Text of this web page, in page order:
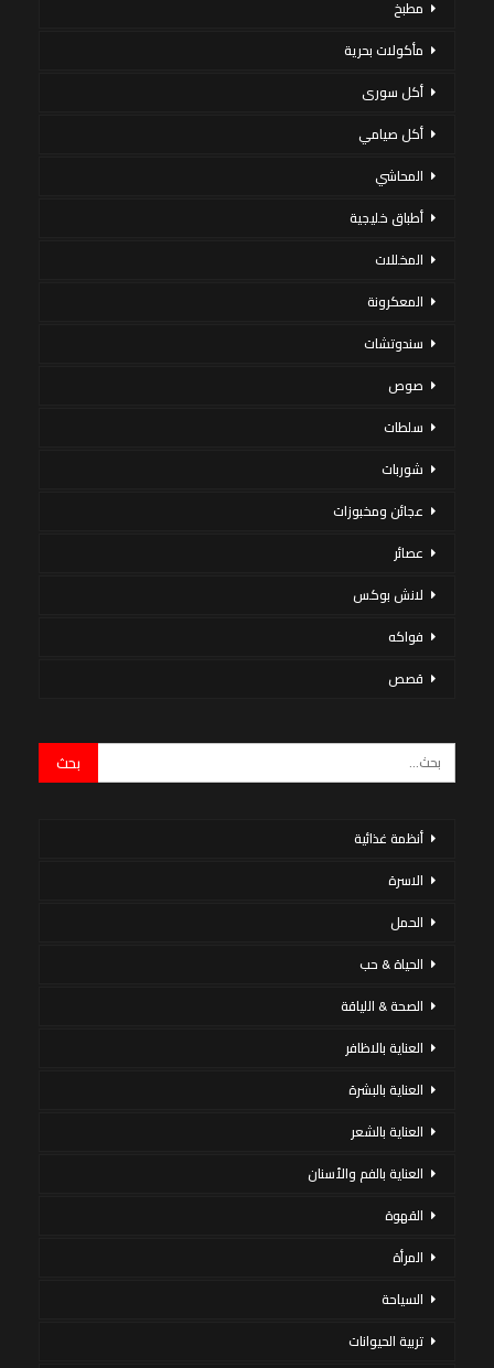
مطبخ
مأكولات بحرية
أكل سورى
أكل صيامي
المحاشي
أطباق خليجية
المخللات
المعكرونة
سندوتشات
صوص
سلطات
شوربات
عجائن ومخبوزات
عصائر
لانش بوكس
فواكه
قصص
أنظمة غذائية
الاسرة
الحمل
الحياة & حب
الصحة & اللياقة
العناية بالاظافر
العناية بالبشرة
العناية بالشعر
العناية بالفم والأسنان
القهوة
المرأة
السياحة
تربية الحيوانات